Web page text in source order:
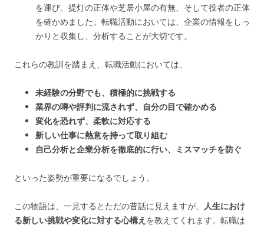
を運び、提灯の正体や芝居小屋の有無、そして役者の正体
を確かめました。転職活動においては、企業の情報をしっ
かりと収集し、分析することが大切です。
これらの教訓を踏まえ、転職活動においては、
未経験の分野でも、積極的に挑戦する
業界の噂や評判に流されず、自分の目で確かめる
変化を恐れず、柔軟に対応する
新しい仕事に熱意を持って取り組む
自己分析と企業分析を徹底的に行い、ミスマッチを防ぐ
といった姿勢が重要になるでしょう。
この物語は、一見するとただの昔話に見えますが、
人生におけ
る新しい挑戦や変化に対する心構え を教えてくれます。転職は